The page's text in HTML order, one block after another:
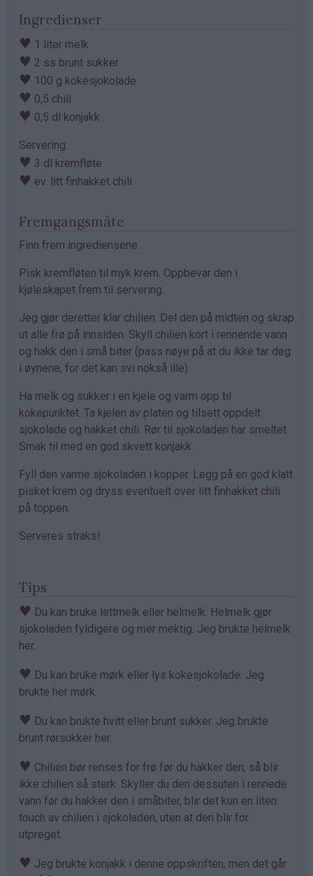
Ingredienser
♥ 1 liter melk
♥ 2 ss brunt sukker
♥ 100 g kokesjokolade
♥ 0,5 chili
♥ 0,5 dl konjakk
Servering:
♥ 3 dl kremfløte
♥ ev. litt finhakket chili
Fremgangsmåte
Finn frem ingrediensene.
Pisk kremfløten til myk krem. Oppbevar den i
kjøleskapet frem til servering.
Jeg gjør deretter klar chilien. Del den på midten og skrap
ut alle frø på innsiden. Skyll chilien kort i rennende vann
og hakk den i små biter (pass nøye på at du ikke tar deg
i øynene, for det kan svi nokså ille).
Ha melk og sukker i en kjele og varm opp til
kokepunktet. Ta kjelen av platen og tilsett oppdelt
sjokolade og hakket chili. Rør til sjokoladen har smeltet.
Smak til med en god skvett konjakk.
Fyll den varme sjokoladen i kopper. Legg på en god klatt
pisket krem og dryss eventuelt over litt finhakket chili
på toppen.
Serveres straks!
Tips
♥ Du kan bruke lettmelk eller helmelk. Helmelk gjør
sjokoladen fyldigere og mer mektig. Jeg brukte helmelk
her.
♥ Du kan bruke mørk eller lys kokesjokolade. Jeg
brukte her mørk.
♥ Du kan brukte hvitt eller brunt sukker. Jeg brukte
brunt rørsukker her.
♥ Chilien bør renses for frø før du hakker den, så blir
ikke chilien så sterk. Skyller du den dessuten i rennede
vann før du hakker den i småbiter, blir det kun en liten
touch av chilien i sjokoladen, uten at den blir for
utpreget.
♥ Jeg brukte konjakk i denne oppskriften, men det går